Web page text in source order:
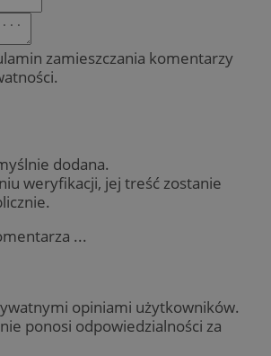
zamieszczania komentarzy
dodana.
weryfikacji, jej treść zostanie
...
opiniami użytkowników.
ponosi odpowiedzialności za